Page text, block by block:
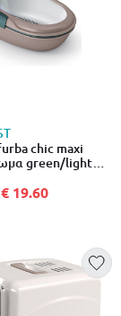
chic maxi
green/light
€ 19.60